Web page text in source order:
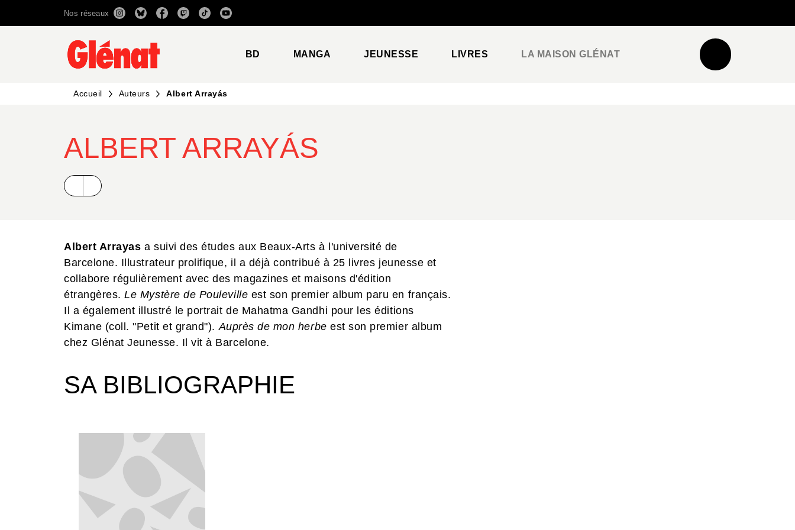
RECHERCHE CONTENU
Nos réseaux
BD MANGA JEUNESSE LIVRES LA MAISON GLÉNAT
Accueil Auteurs Albert Arrayás
ALBERT ARRAYÁS
Albert Arrayas a suivi des études aux Beaux-Arts à l'université de
Barcelone. Illustrateur prolifique, il a déjà contribué à 25 livres jeunesse et
collabore régulièrement avec des magazines et maisons d'édition
étrangères.Le Mystère de Pouleville est son premier album paru en français.
Il a également illustré le portrait de Mahatma Gandhi pour les éditions
Kimane (coll. "Petit et grand").Auprès de mon herbe est son premier album
chez Glénat Jeunesse. Il vit à Barcelone.
SA BIBLIOGRAPHIE